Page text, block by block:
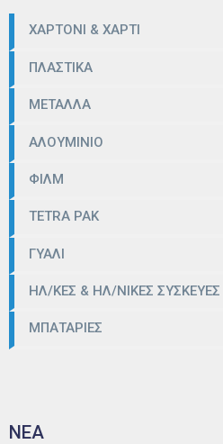
ΧΑΡΤΟΝΙ & ΧΑΡΤΙ
ΠΛΑΣΤΙΚΑ
ΜΕΤΑΛΛΑ
ΑΛΟΥΜΙΝΙΟ
ΦΙΛΜ
TETRA PAK
ΓΥΑΛΙ
ΗΛ/ΚΕΣ & ΗΛ/ΝΙΚΕΣ ΣΥΣΚΕΥΕΣ
ΜΠΑΤΑΡΙΕΣ
ΝΕΑ